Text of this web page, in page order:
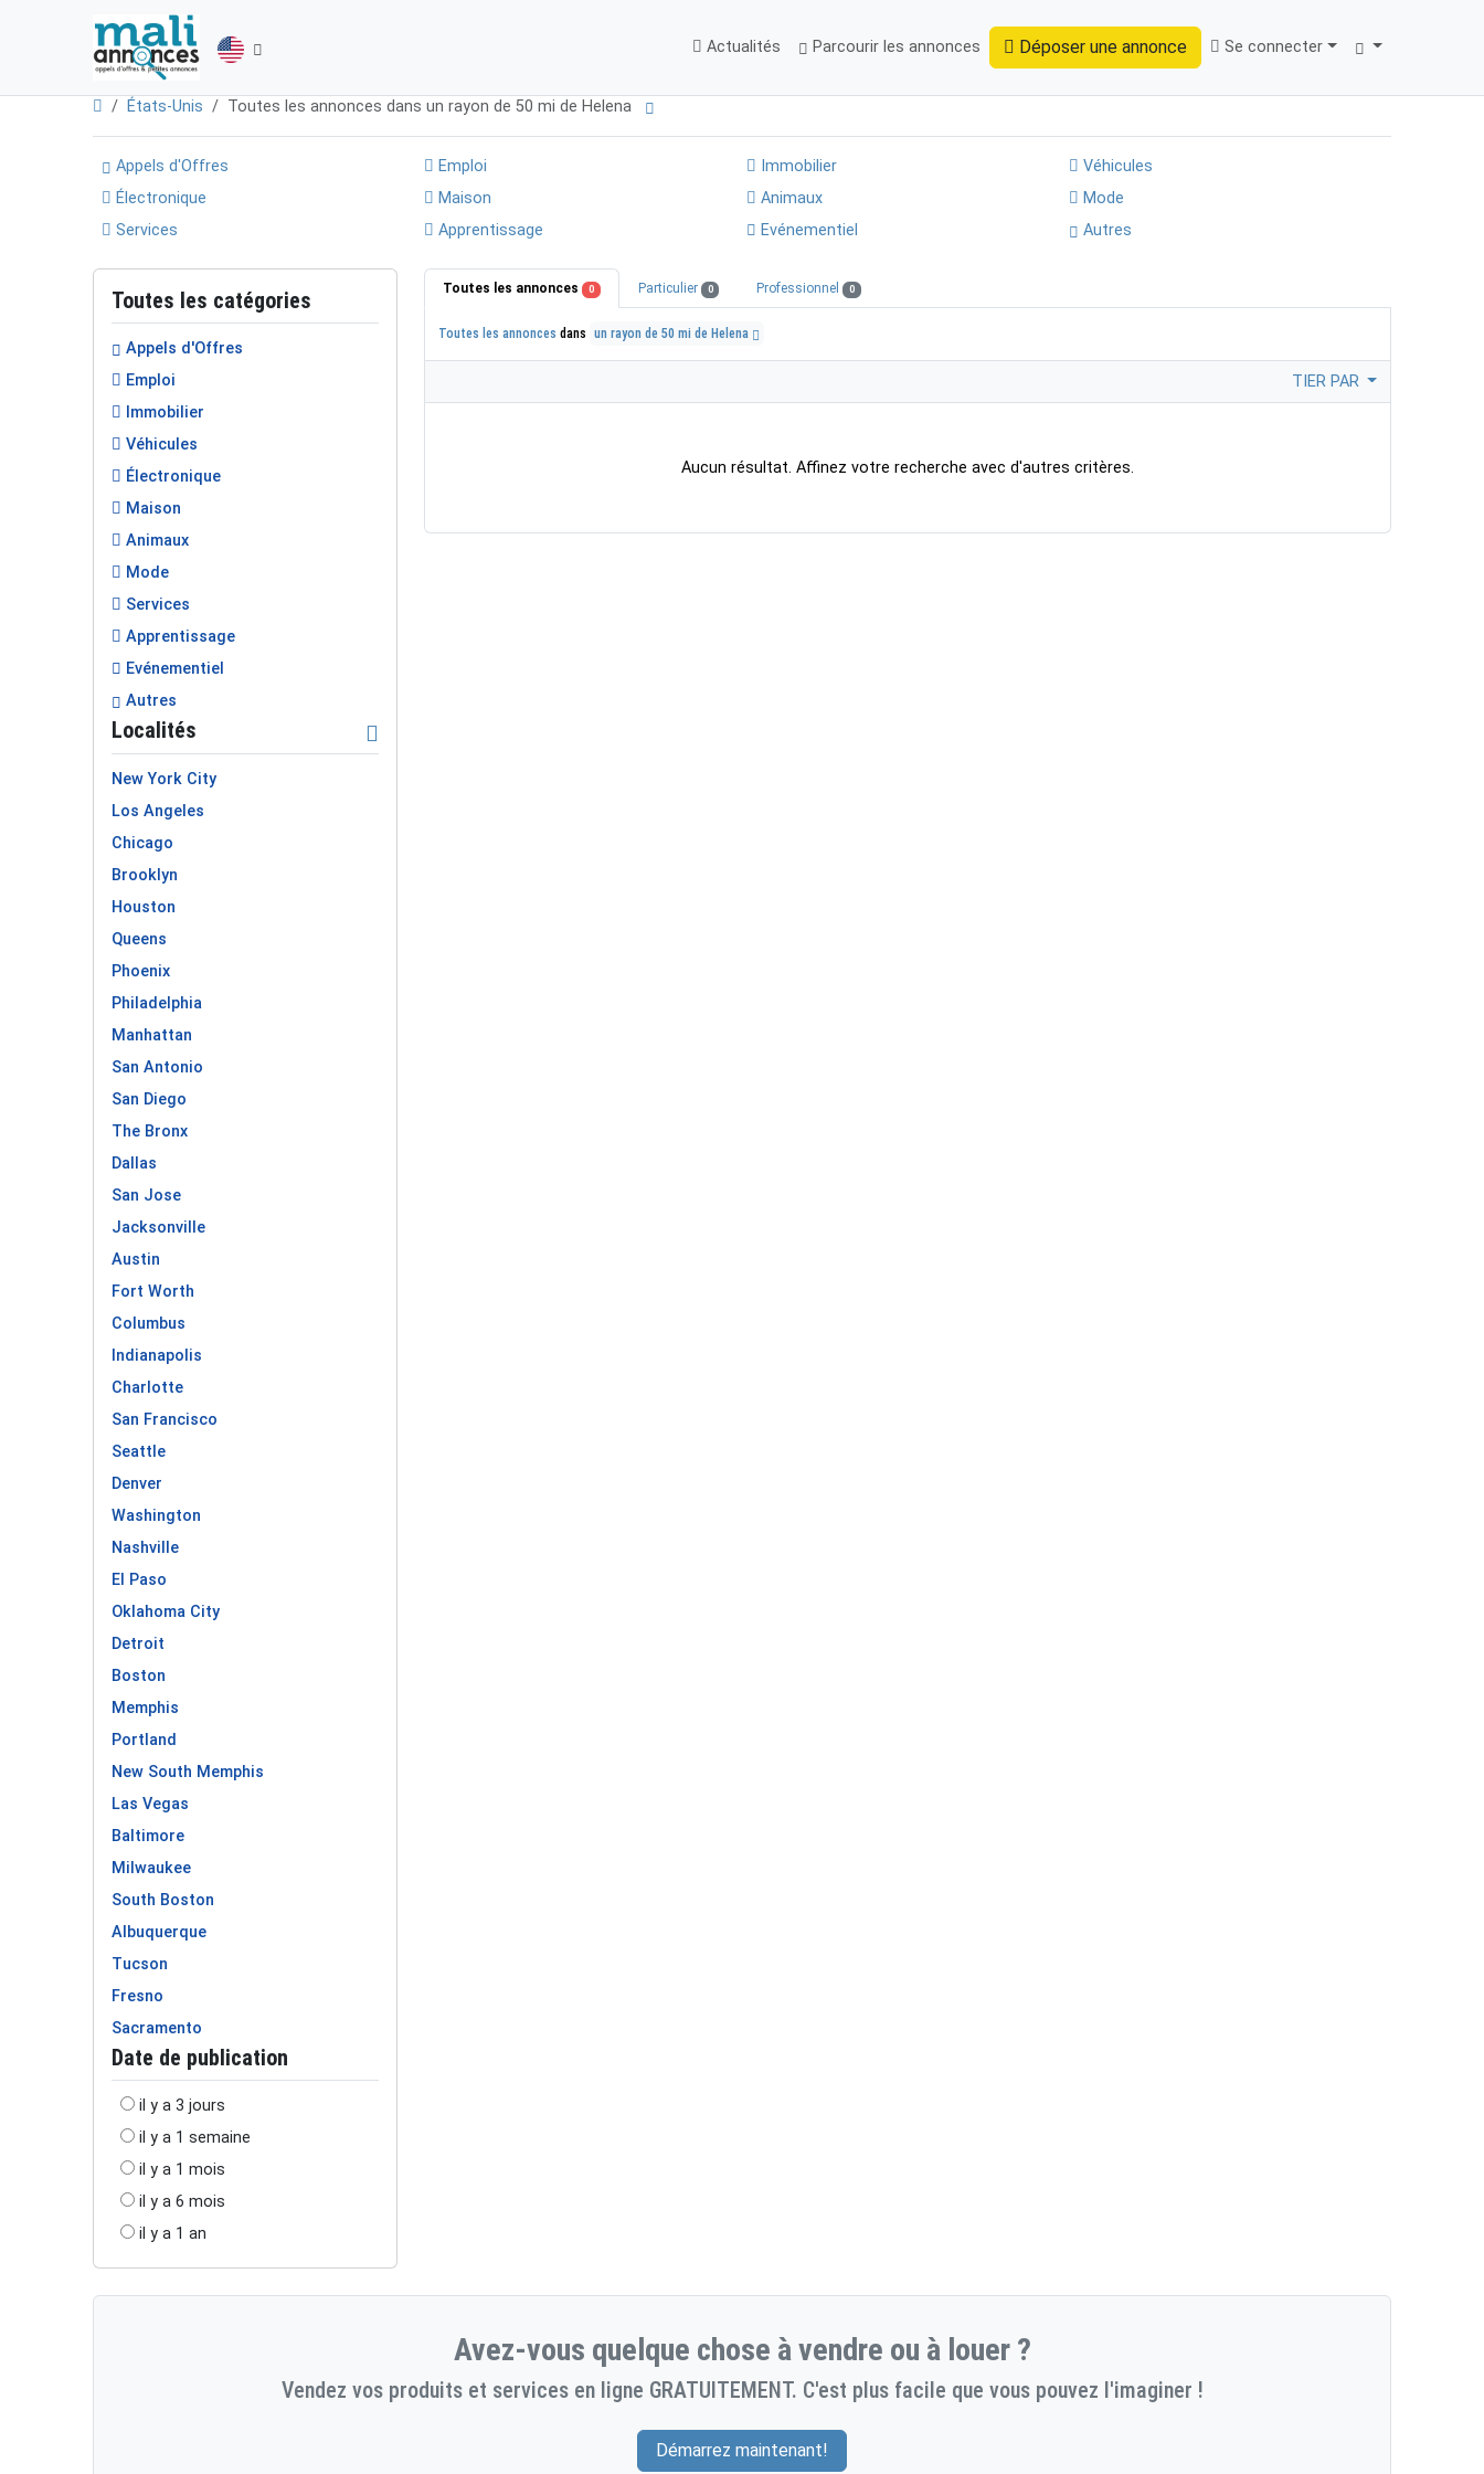
Actualités Parcourir les annonces Déposer une annonce Se connecter
Trouver
États-Unis Toutes les annonces dans un rayon de 50 mi de Helena
Appels d'Offres Emploi Immobilier
Véhicules
Électronique
Maison Animaux
Mode
Services
Apprentissage Evénementiel Autres
Toutes les catégories
Appels d'Offres
Emploi
Immobilier
Véhicules
Électronique
Maison
Animaux
Mode
Services
Apprentissage
Evénementiel
Autres
Localités
New York City
Los Angeles
Chicago
Brooklyn
Houston
Queens
Phoenix
Philadelphia
Manhattan
San Antonio
San Diego
The Bronx
Dallas
San Jose
Jacksonville
Austin
Fort Worth
Columbus
Indianapolis
Charlotte
San Francisco
Seattle
Denver
Washington
Nashville
El Paso
Oklahoma City
Detroit
Boston
Memphis
Portland
New South Memphis
Las Vegas
Baltimore
Milwaukee
South Boston
Albuquerque
Tucson
Fresno
Sacramento
Date de publication
il y a 3 jours
il y a 1 semaine
il y a 1 mois
il y a 6 mois
il y a 1 an
Toutes les annonces 0 Particulier 0 Professionnel 0
Toutes les annonces dans un rayon de 50 mi de Helena
TIER PAR
Aucun résultat. Affinez votre recherche avec d'autres critères.
Avez-vous quelque chose à vendre ou à louer ?
Vendez vos produits et services en ligne GRATUITEMENT. C'est plus facile que vous pouvez l'imaginer !
Démarrez maintenant!